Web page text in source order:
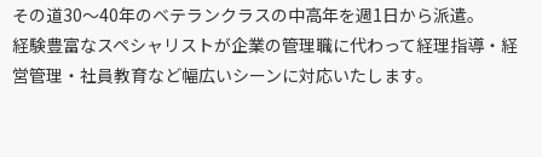
その道30～40年のベテランクラスの中高年を週1日から派遣。
経験豊富なスペシャリストが企業の管理職に代わって経理指導・経
営管理・社員教育など幅広いシーンに対応いたします。